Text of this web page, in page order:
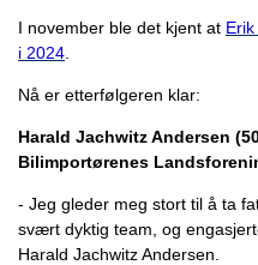
I november ble det kjent at
i 2024
Nå er etterfølgeren klar:
Harald Jachwitz Andersen
Bilimportørenes
- Jeg gleder meg stort til å ta
svært dyktig team, og
Harald Jachwitz Andersen.